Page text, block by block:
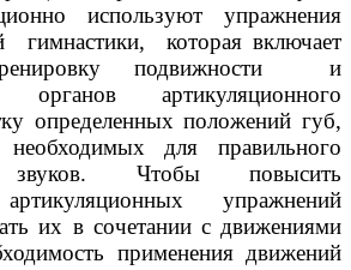
используют упражнения
гимнастики, которая включает
подвижности и
органов артикуляционного
определенных положений губ,
для правильного
звуков. Чтобы повысить
упражнений
их в сочетании с движениями
применения движений